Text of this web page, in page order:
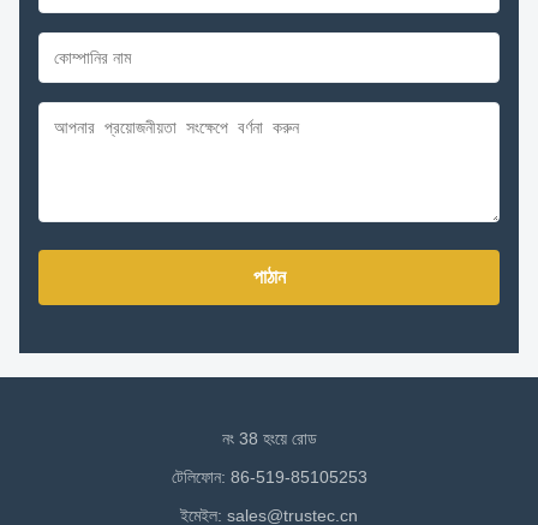
পাঠান
নং 38 হংয়ে রোড
টেলিফোন: 86-519-85105253
ইমেইল: sales@trustec.cn